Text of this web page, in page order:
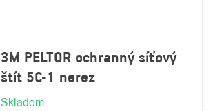
3M PELTOR ochranný síťový
štít 5C-1 nerez
Skladem